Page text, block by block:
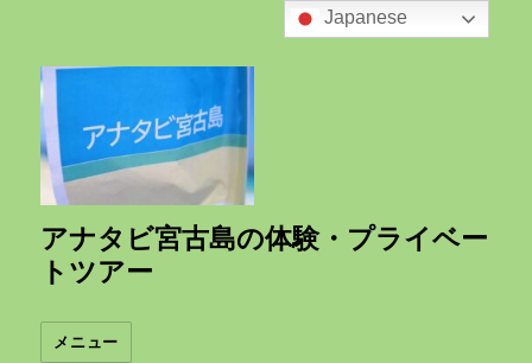
アナタビ宮古島の体験・プライベー
トツアー
メニュー
Japanese